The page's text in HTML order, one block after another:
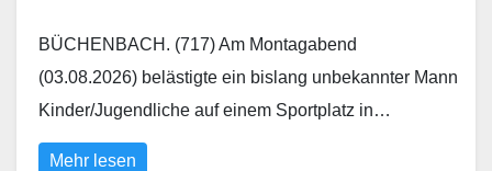
BÜCHENBACH. (717) Am Montagabend
(03.08.2026) belästigte ein bislang unbekannter Mann
Kinder/Jugendliche auf einem Sportplatz in…
Mehr lesen